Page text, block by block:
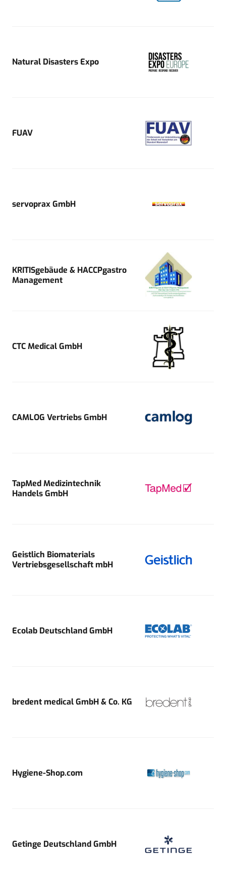
Natural Disasters Expo
FUAV
servoprax GmbH
KRITISgebäude & HACCPgastro
Management
CTC Medical GmbH
CAMLOG Vertriebs GmbH
TapMed Medizintechnik
Handels GmbH
Geistlich Biomaterials
Vertriebsgesellschaft mbH
Ecolab Deutschland GmbH
bredent medical GmbH & Co. KG
Hygiene-Shop.com
Getinge Deutschland GmbH